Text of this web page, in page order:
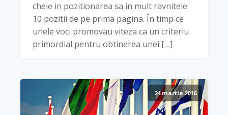
cheie in pozitionarea sa in mult ravnitele
10 pozitii de pe prima pagina. În timp ce
unele voci promovau viteza ca un criteriu
primordial pentru obtinerea unei […]
24 martie 2016